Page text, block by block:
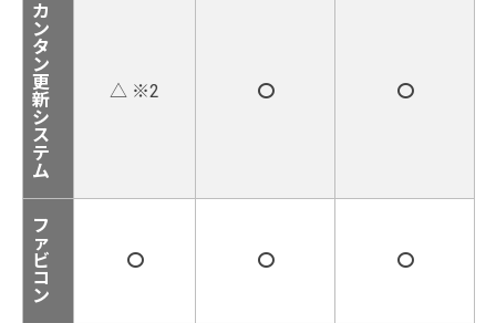
カ
ン
タ
ン
更
新
シ
ス
テ
ム
△ ※2 〇 〇
フ
ァ
ビ
コ
ン
〇 〇 〇